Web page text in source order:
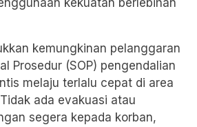
kekuatan berlebihan
kemungkinan pelanggaran
Prosedur (SOP) pengendalian
melaju terlalu cepat di area
ada evakuasi atau
segera kepada korban,